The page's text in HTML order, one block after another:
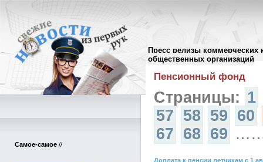
Пресс релизы коммерческих
общественных организаций
Самое-самое //
Архив пресс-релизов//
Пенсионный фонд
Страницы: 1
57 58 59 60
67 68 69
Доплата к пенсии летчикам с 1